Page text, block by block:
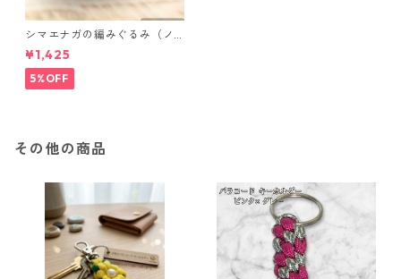
シマエナガの編みぐるみ（ノ
ーマル）
¥1,425
5%OFF
その他の商品